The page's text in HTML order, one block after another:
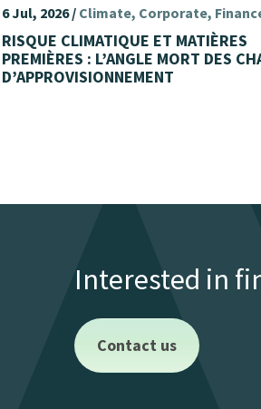
6 Jul, 2026 /Climate Corporate
RISQUE CLIMATIQUE ET MATIÈRES
PREMIÈRES : L’ANGLE MORT DES
D’APPROVISIONNEMENT
Interested in
Contact us